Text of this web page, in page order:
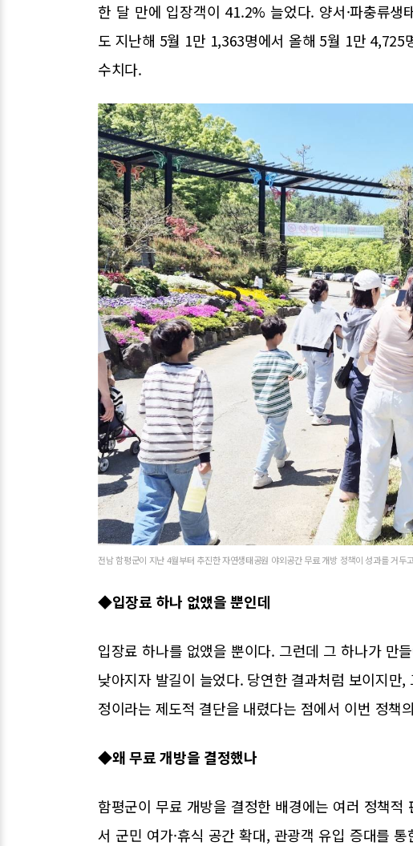
한 달 만에 입장객이 41.2% 늘었다. 양서·파충류
도 지난해 5월 1만 1,363명에서 올해 5월 1만
수치다.
전남 함평군이 지난 4월부터 추진한 자연생태공원 야외공간 무료 개방 정책이 성과를 거두
◆입장료 하나 없앴을 뿐인데
입장료 하나를 없앴을 뿐이다. 그런데 그 하나가 만
낮아지자 발길이 늘었다. 당연한 결과처럼 보이지만
정이라는 제도적 결단을 내렸다는 점에서 이번 정책
◆왜 무료 개방을 결정했나
함평군이 무료 개방을 결정한 배경에는 여러 정책
서 군민 여가·휴식 공간 확대, 관광객 유입 증대를